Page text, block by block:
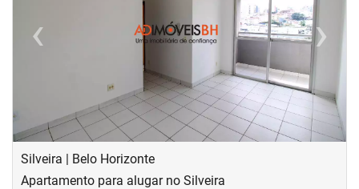
‹Previous ›Next
Silveira | Belo Horizonte
Apartamento para alugar no Silveira